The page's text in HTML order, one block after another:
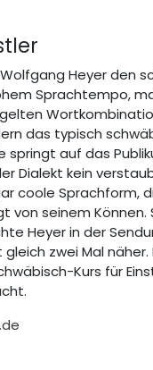
Heyer den
Sprachtempo,
das typisch
springt auf das
Dialekt kein
coole Sprachform,
von seinem
Heyer in der
zwei Mal
Kurs für